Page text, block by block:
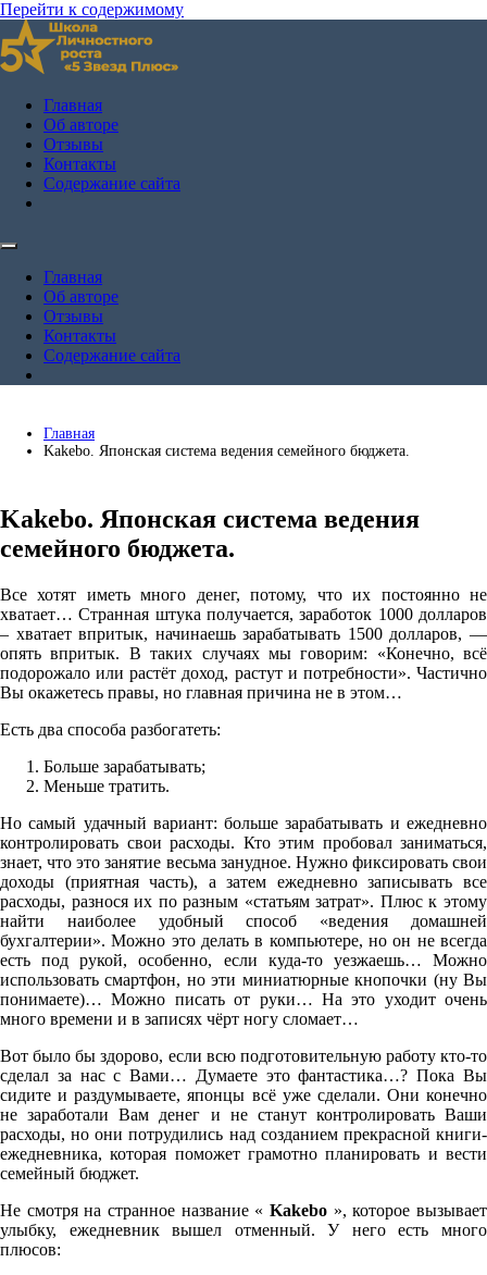
Перейти к содержимому
Школа личностного роста Андрея Жулая "5 Звёзд Плюс"
Андрей Жулай — личный блог
Главная
Об авторе
Отзывы
Контакты
Содержание сайта
Главная
Об авторе
Отзывы
Контакты
Содержание сайта
Главная
Kakebo. Японская система ведения семейного бюджета.
Kakebo. Японская система ведения
семейного бюджета.
Все хотят иметь много денег, потому, что их постоянно не
хватает… Странная штука получается, заработок 1000 долларов
– хватает впритык, начинаешь зарабатывать 1500 долларов, —
опять впритык. В таких случаях мы говорим: «Конечно, всё
подорожало или растёт доход, растут и потребности». Частично
Вы окажетесь правы, но главная причина не в этом…
Есть два способа разбогатеть:
Больше зарабатывать;
Меньше тратить.
Но самый удачный вариант: больше зарабатывать и ежедневно
контролировать свои расходы. Кто этим пробовал заниматься,
знает, что это занятие весьма занудное. Нужно фиксировать свои
доходы (приятная часть), а затем ежедневно записывать все
расходы, разнося их по разным «статьям затрат». Плюс к этому
найти наиболее удобный способ «ведения домашней
бухгалтерии». Можно это делать в компьютере, но он не всегда
есть под рукой, особенно, если куда-то уезжаешь… Можно
использовать смартфон, но эти миниатюрные кнопочки (ну Вы
понимаете)… Можно писать от руки… На это уходит очень
много времени и в записях чёрт ногу сломает…
Вот было бы здорово, если всю подготовительную работу кто-то
сделал за нас с Вами… Думаете это фантастика…? Пока Вы
сидите и раздумываете, японцы всё уже сделали. Они конечно
не заработали Вам денег и не станут контролировать Ваши
расходы, но они потрудились над созданием прекрасной книги-
ежедневника, которая поможет грамотно планировать и вести
семейный бюджет.
Не смотря на странное название « Kakebo », которое вызывает
улыбку, ежедневник вышел отменный. У него есть много
плюсов: